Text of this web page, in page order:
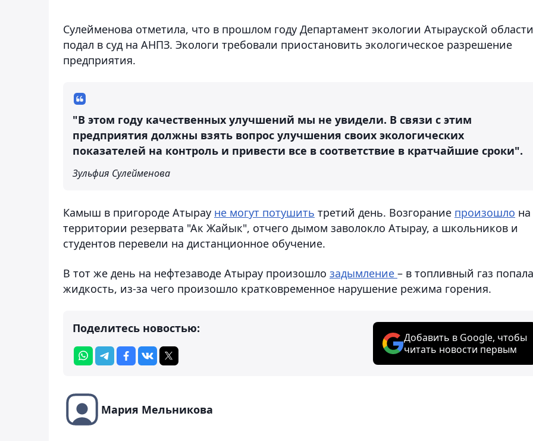
Сулейменова отметила, что в прошлом году Департамент экологии Атырауской области
подал в суд на АНПЗ. Экологи требовали приостановить экологическое разрешение
предприятия.
"В этом году качественных улучшений мы не увидели. В связи с этим
предприятия должны взять вопрос улучшения своих экологических
показателей на контроль и привести все в соответствие в кратчайшие сроки".
Зульфия Сулейменова
Камыш в пригороде Атырау не могут потушить третий день. Возгорание произошло на
территории резервата "Ак Жайык", отчего дымом заволокло Атырау, а школьников и
студентов перевели на дистанционное обучение.
В тот же день на нефтезаводе Атырау произошло задымление – в топливный газ попала
жидкость, из-за чего произошло кратковременное нарушение режима горения.
Поделитесь новостью:
Добавить в Google, чтобы
читать новости первым
Мария Мельникова